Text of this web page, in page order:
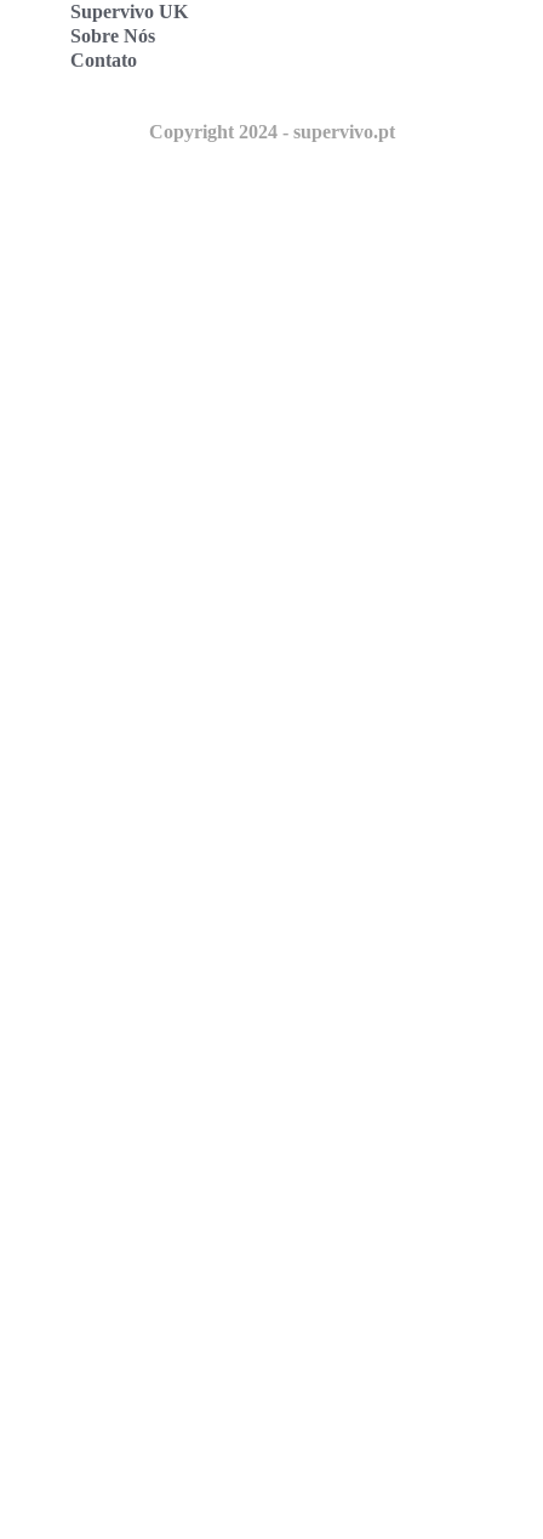
Supervivo UK
Sobre Nós
Contato
Copyright 2024 - supervivo.pt